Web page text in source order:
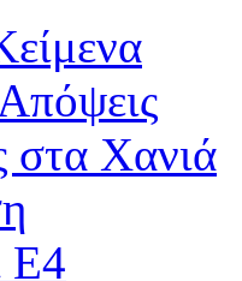
στα Χανιά
Ε4